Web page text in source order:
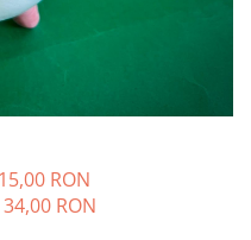
RON
34,00 RON